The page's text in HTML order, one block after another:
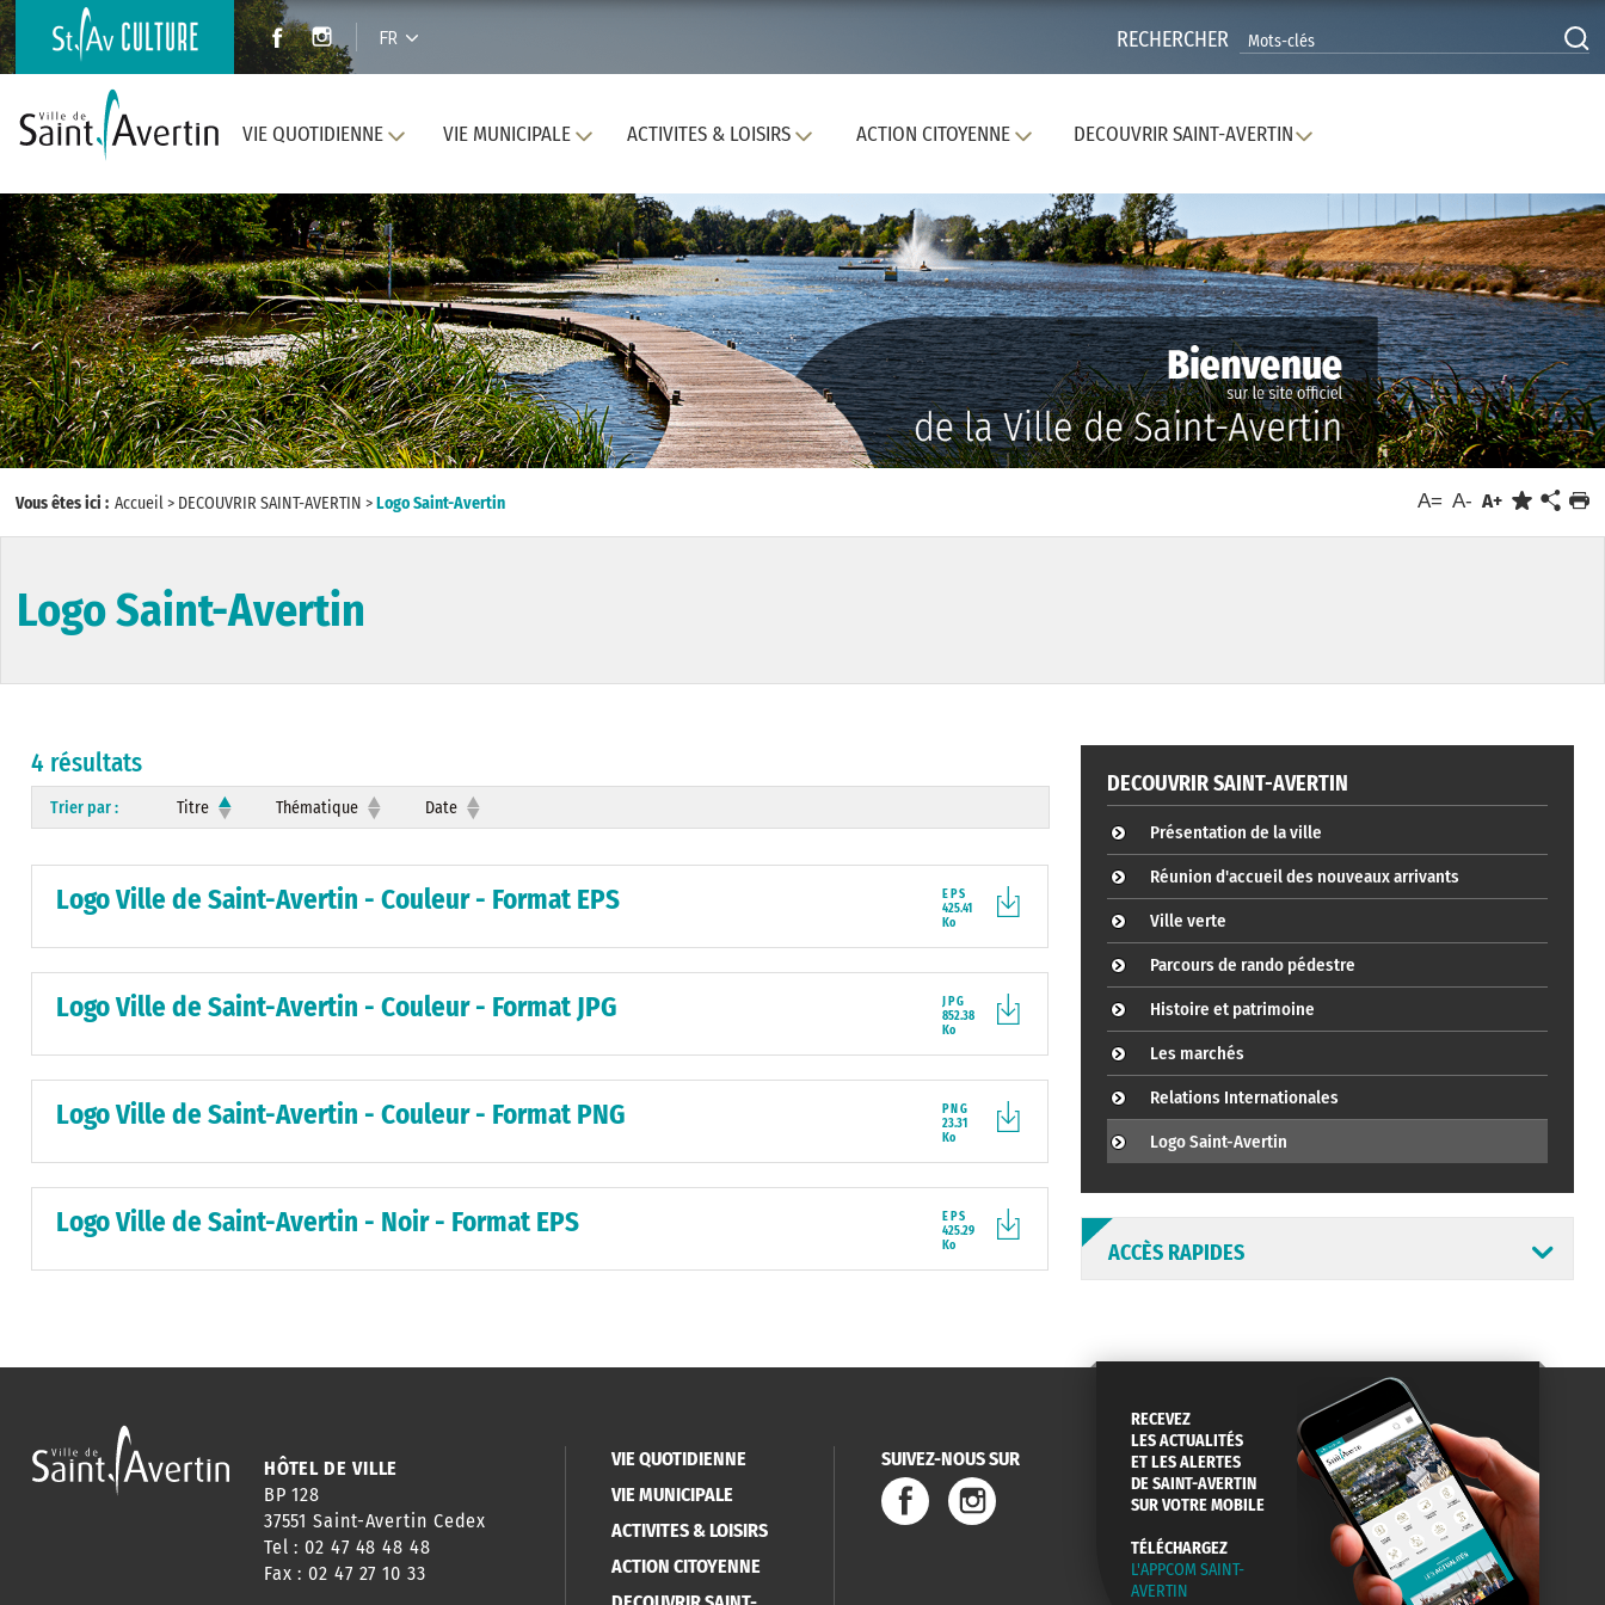
FR RECHERCHER
VIE QUOTIDIENNE VIE MUNICIPALE ACTIVITES & LOISIRS ACTION CITOYENNE DECOUVRIR SAINT-AVERTIN
Vous êtes ici : Accueil> DECOUVRIR SAINT-AVERTIN >Logo Saint-Avertin A= A- A+
Logo Saint-Avertin
4 résultats
Trier par : Titre Thématique Date
Logo Ville de Saint-Avertin - Couleur - Format EPS
EPS
425.41
Ko
Logo Ville de Saint-Avertin - Couleur - Format JPG
JPG
852.38
Ko
Logo Ville de Saint-Avertin - Couleur - Format PNG
PNG
23.31
Ko
Logo Ville de Saint-Avertin - Noir - Format EPS
EPS
425.29
Ko
DECOUVRIR SAINT-AVERTIN
Présentation de la ville
Réunion d'accueil des nouveaux arrivants
Ville verte
Parcours de rando pédestre
Histoire et patrimoine
Les marchés
Relations Internationales
Logo Saint-Avertin
ACCÈS RAPIDES
ANNUAIRE
HORAIRES
ABONNEMENT
NEWSLETTER
EN LIGNE
CONSEILS
DE QUARTIER
PASSEPORT
CARTE D'IDENTITÉ
MENUS
RESTAURATION
SCOLAIRE
HÔTEL DE VILLE
BP 128
37551 Saint-Avertin Cedex
Tel : 02 47 48 48 48
Fax : 02 47 27 10 33
VIE QUOTIDIENNE
VIE MUNICIPALE
ACTIVITES & LOISIRS
ACTION CITOYENNE
SUIVEZ-NOUS SUR
RECEVEZ
LES ACTUALITÉS
ET LES ALERTES
DE SAINT-AVERTIN
SUR VOTRE MOBILE
TÉLÉCHARGEZ
L'APPCOM SAINT-
AVERTIN